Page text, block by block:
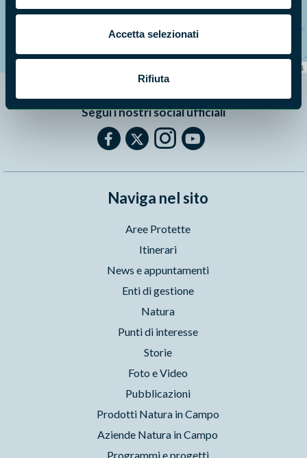
Accetta selezionati
Rifiuta
−
contributors
Segui i nostri social ufficiali
Naviga nel sito
Aree Protette
Itinerari
News e appuntamenti
Enti di gestione
Natura
Punti di interesse
Storie
Foto e Video
Pubblicazioni
Prodotti Natura in Campo
Aziende Natura in Campo
Programmi e progetti